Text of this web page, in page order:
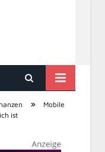
»
Mobile
ist